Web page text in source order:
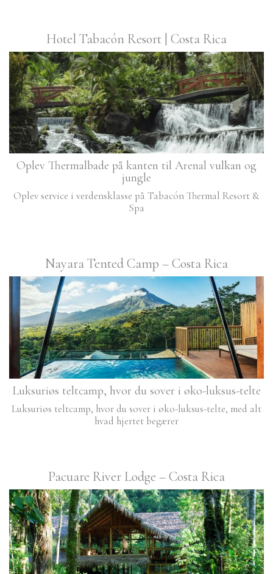
Hotel Tabacón Resort | Costa Rica
Oplev Thermalbade på kanten til Arenal vulkan og
jungle
Oplev service i verdensklasse på Tabacón Thermal Resort &
Spa
Nayara Tented Camp – Costa Rica
Luksuriøs teltcamp, hvor du sover i øko-luksus-telte
Luksuriøs teltcamp, hvor du sover i øko-luksus-telte, med alt
hvad hjertet begærer
Pacuare River Lodge – Costa Rica